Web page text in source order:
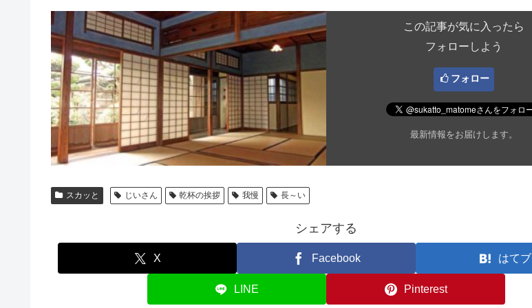
この記事が気に入ったら
フォローしよう
フォロー
最新情報をお届けします。
スカッと じいさん 乾杯の挨拶 我慢 長～い
シェアする
X Facebook はてブ
LINE Pinterest